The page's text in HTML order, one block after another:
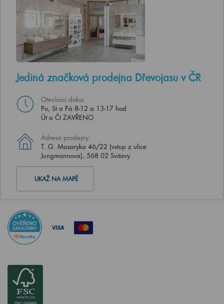
Jediná značková prodejna Dřevojasu v ČR
Otevírací doba
Po, St a Pá 8-12 a 13-17 hod
Út a Čt ZAVŘENO
Adresa prodejny
T. G. Masaryka 46/22 (vstup z ulice
Jungmannova), 568 02 Svitavy
UKAŽ NA MAPĚ